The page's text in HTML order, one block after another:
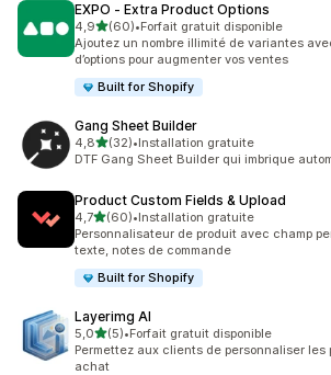
EXPO ‑ Extra Product Options
4,9étoile(s) sur 5
(60)
60 avis au total
•Forfait gratuit disponible
Ajoutez un nombre illimité de variantes
d’options pour augmenter vos ventes
Built for Shopify
Gang Sheet Builder
4,8étoile(s) sur 5
(32)
32 avis au total
•Installation gratuite
DTF Gang Sheet Builder qui imbrique
Product Custom Fields & Upload
4,7étoile(s) sur 5
(60)
60 avis au total
•Installation gratuite
Personnalisateur de produit avec champ
texte, notes de commande
Built for Shopify
Layerimg AI
5,0étoile(s) sur 5
(5)
5 avis au total
•Forfait gratuit disponible
Permettez aux clients de personnaliser les
achat